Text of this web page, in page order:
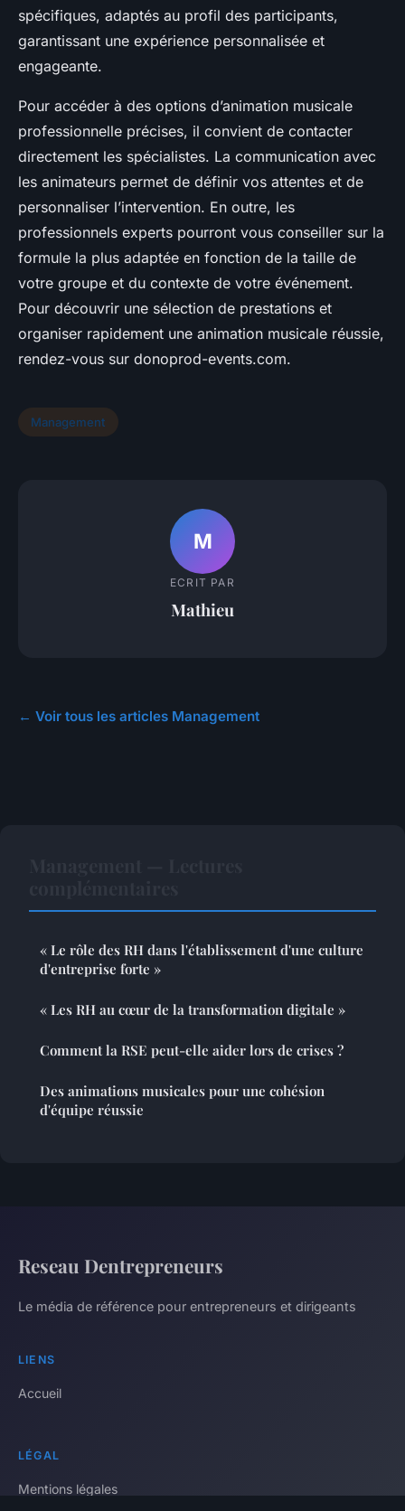
spécifiques, adaptés au profil des participants,
garantissant une expérience personnalisée et
engageante.
Pour accéder à des options d’animation musicale
professionnelle précises, il convient de contacter
directement les spécialistes. La communication avec
les animateurs permet de définir vos attentes et de
personnaliser l’intervention. En outre, les
professionnels experts pourront vous conseiller sur la
formule la plus adaptée en fonction de la taille de
votre groupe et du contexte de votre événement.
Pour découvrir une sélection de prestations et
organiser rapidement une animation musicale réussie,
rendez-vous sur donoprod-events.com.
Management
M
ECRIT PAR
Mathieu
← Voir tous les articles Management
« Le rôle des RH dans l'établissement d'une culture
d'entreprise forte »
« Les RH au cœur de la transformation digitale »
Comment la RSE peut-elle aider lors de crises ?
Des animations musicales pour une cohésion
d'équipe réussie
Reseau Dentrepreneurs
Le média de référence pour entrepreneurs et dirigeants
LIENS
Accueil
LÉGAL
Mentions légales